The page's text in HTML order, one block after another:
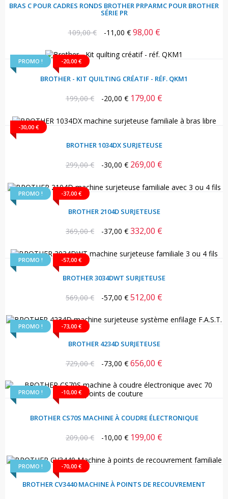
BRAS C POUR CADRES RONDS BROTHER PRPARMC POUR BROTHER
SÉRIE PR
Prix
109,00 € -11,00 € Prix
98,00 €
PROMO ! -20,00 €
BROTHER - KIT QUILTING CRÉATIF - RÉF. QKM1
Prix
199,00 € -20,00 € Prix
179,00 €
-30,00 €
BROTHER 1034DX SURJETEUSE
Prix
299,00 € -30,00 € Prix
269,00 €
PROMO ! -37,00 €
BROTHER 2104D SURJETEUSE
Prix
369,00 € -37,00 € Prix
332,00 €
PROMO ! -57,00 €
BROTHER 3034DWT SURJETEUSE
Prix
569,00 € -57,00 € Prix
512,00 €
PROMO ! -73,00 €
BROTHER 4234D SURJETEUSE
Prix
729,00 € -73,00 € Prix
656,00 €
PROMO ! -10,00 €
BROTHER CS70S MACHINE À COUDRE ÉLECTRONIQUE
Prix
209,00 € -10,00 € Prix
199,00 €
PROMO ! -70,00 €
BROTHER CV3440 MACHINE À POINTS DE RECOUVREMENT